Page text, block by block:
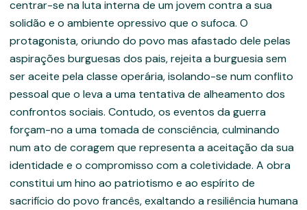
centrar-se na luta interna de um jovem contra a sua
solidão e o ambiente opressivo que o sufoca. O
protagonista, oriundo do povo mas afastado dele pelas
aspirações burguesas dos pais, rejeita a burguesia sem
ser aceite pela classe operária, isolando-se num conflito
pessoal que o leva a uma tentativa de alheamento dos
confrontos sociais. Contudo, os eventos da guerra
forçam-no a uma tomada de consciência, culminando
num ato de coragem que representa a aceitação da sua
identidade e o compromisso com a coletividade. A obra
constitui um hino ao patriotismo e ao espírito de
sacrifício do povo francês, exaltando a resiliência humana